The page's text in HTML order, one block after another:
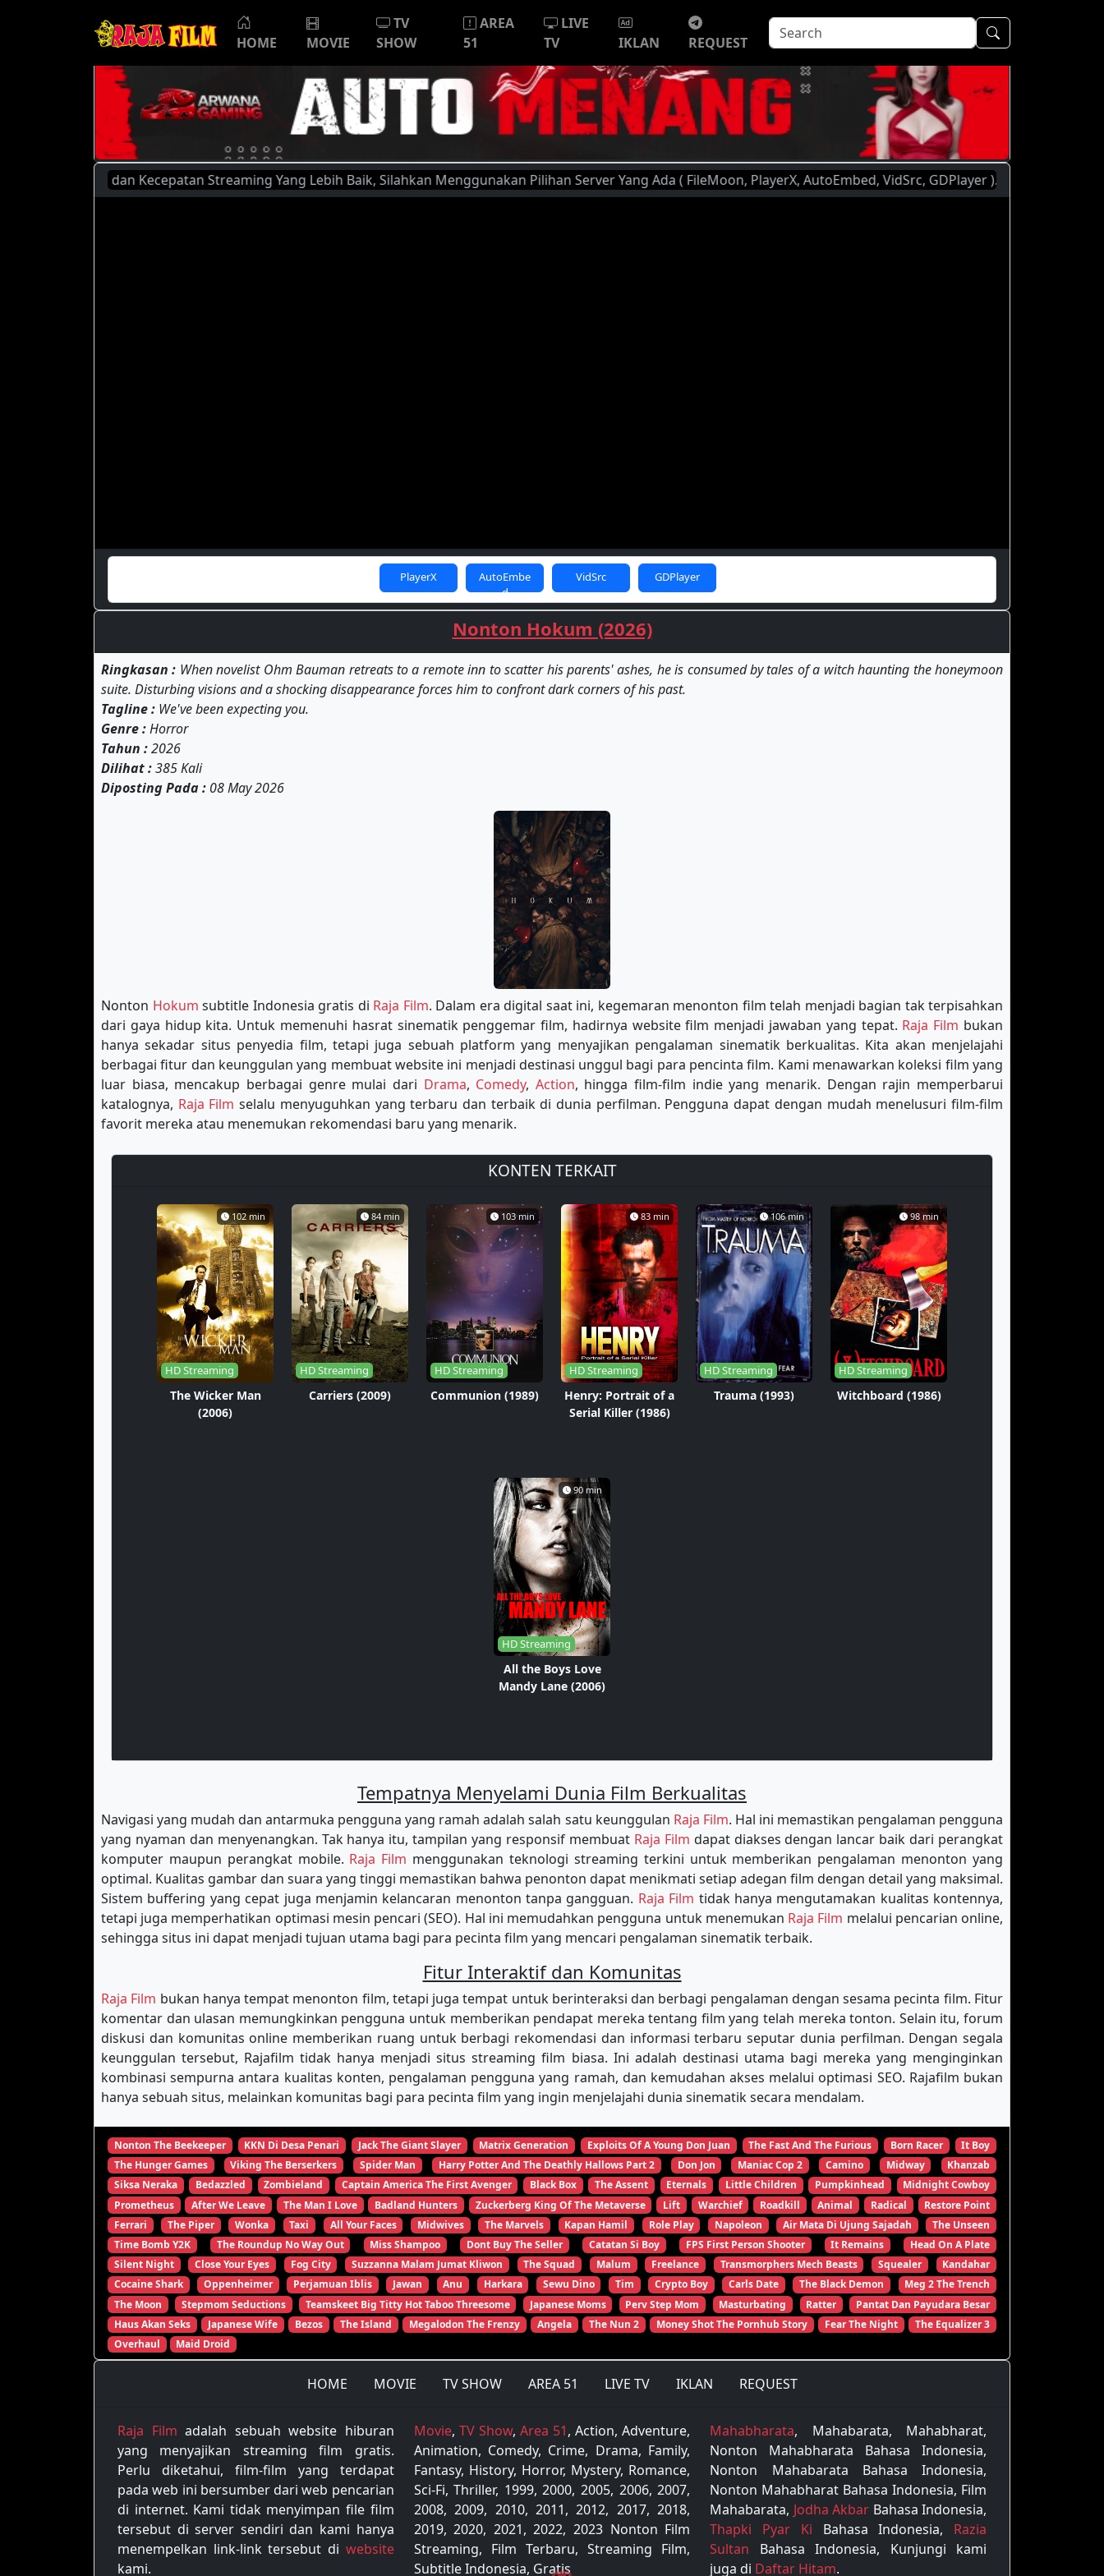
HOME MOVIE
TV
SHOW
AREA
51
LIVE
TV
IKLAN REQUEST
Kualitas dan Kecepatan Streaming Yang Lebih Baik, Silahkan Menggunakan Pilihan Server Yang Ada ( FileMoon, PlayerX, AutoEmbed, VidSrc, GDPlayer ). | You Are
PlayerX
AutoEmbe
d
VidSrc GDPlayer
Nonton Hokum (2026)
Ringkasan : When novelist Ohm Bauman retreats to a remote inn to scatter his parents' ashes, he is consumed by tales of a witch haunting the honeymoon
suite. Disturbing visions and a shocking disappearance forces him to confront dark corners of his past.
Tagline : We've been expecting you.
Genre :Horror
Tahun :2026
Dilihat :385 Kali
Diposting Pada : 08 May 2026
Nonton Hokum subtitle Indonesia gratis di Raja Film. Dalam era digital saat ini, kegemaran menonton film telah menjadi bagian tak terpisahkan
dari gaya hidup kita. Untuk memenuhi hasrat sinematik penggemar film, hadirnya website film menjadi jawaban yang tepat. Raja Film bukan
hanya sekadar situs penyedia film, tetapi juga sebuah platform yang menyajikan pengalaman sinematik berkualitas. Kita akan menjelajahi
berbagai fitur dan keunggulan yang membuat website ini menjadi destinasi unggul bagi para pencinta film. Kami menawarkan koleksi film yang
luar biasa, mencakup berbagai genre mulai dari Drama, Comedy, Action, hingga film-film indie yang menarik. Dengan rajin memperbarui
katalognya, Raja Film selalu menyuguhkan yang terbaru dan terbaik di dunia perfilman. Pengguna dapat dengan mudah menelusuri film-film
favorit mereka atau menemukan rekomendasi baru yang menarik.
KONTEN TERKAIT
102 min
HD Streaming
The Wicker Man
(2006)
84 min
HD Streaming
Carriers (2009)
103 min
HD Streaming
Communion (1989)
83 min
HD Streaming
Henry: Portrait of a
Serial Killer (1986)
106 min
HD Streaming
Trauma (1993)
98 min
HD Streaming
Witchboard (1986)
90 min
HD Streaming
All the Boys Love
Mandy Lane (2006)
Tempatnya Menyelami Dunia Film Berkualitas
Navigasi yang mudah dan antarmuka pengguna yang ramah adalah salah satu keunggulan Raja Film. Hal ini memastikan pengalaman pengguna
yang nyaman dan menyenangkan. Tak hanya itu, tampilan yang responsif membuat Raja Film dapat diakses dengan lancar baik dari perangkat
komputer maupun perangkat mobile. Raja Film menggunakan teknologi streaming terkini untuk memberikan pengalaman menonton yang
optimal. Kualitas gambar dan suara yang tinggi memastikan bahwa penonton dapat menikmati setiap adegan film dengan detail yang maksimal.
Sistem buffering yang cepat juga menjamin kelancaran menonton tanpa gangguan. Raja Film tidak hanya mengutamakan kualitas kontennya,
tetapi juga memperhatikan optimasi mesin pencari (SEO). Hal ini memudahkan pengguna untuk menemukan Raja Film melalui pencarian online,
sehingga situs ini dapat menjadi tujuan utama bagi para pecinta film yang mencari pengalaman sinematik terbaik.
Fitur Interaktif dan Komunitas
Raja Film bukan hanya tempat menonton film, tetapi juga tempat untuk berinteraksi dan berbagi pengalaman dengan sesama pecinta film. Fitur
komentar dan ulasan memungkinkan pengguna untuk memberikan pendapat mereka tentang film yang telah mereka tonton. Selain itu, forum
diskusi dan komunitas online memberikan ruang untuk berbagi rekomendasi dan informasi terbaru seputar dunia perfilman. Dengan segala
keunggulan tersebut, Rajafilm tidak hanya menjadi situs streaming film biasa. Ini adalah destinasi utama bagi mereka yang menginginkan
kombinasi sempurna antara kualitas konten, pengalaman pengguna yang ramah, dan kemudahan akses melalui optimasi SEO. Rajafilm bukan
hanya sebuah situs, melainkan komunitas bagi para pecinta film yang ingin menjelajahi dunia sinematik secara mendalam.
Nonton The Beekeeper KKN Di Desa Penari Jack The Giant Slayer Matrix Generation Exploits Of A Young Don Juan The Fast And The Furious Born Racer
It Boy
The Hunger Games
Viking The Berserkers Spider Man Harry Potter And The Deathly Hallows Part 2 Don Jon Maniac Cop 2 Camino Midway
Khanzab
Siksa Neraka
Bedazzled Zombieland Captain America The First Avenger Black Box The Assent Eternals Little Children Pumpkinhead
Midnight Cowboy
Prometheus
After We Leave The Man I Love Badland Hunters Zuckerberg King Of The Metaverse Lift Warchief Roadkill Animal Radical
Restore Point
Ferrari
The Piper Wonka Taxi All Your Faces Midwives The Marvels Kapan Hamil Role Play Napoleon Air Mata Di Ujung Sajadah
The Unseen
Time Bomb Y2K
The Roundup No Way Out Miss Shampoo Dont Buy The Seller Catatan Si Boy FPS First Person Shooter It Remains
Head On A Plate
Silent Night
Close Your Eyes Fog City Suzzanna Malam Jumat Kliwon The Squad Malum Freelance Transmorphers Mech Beasts Squealer
Kandahar
Cocaine Shark
Oppenheimer Perjamuan Iblis Jawan Anu Harkara Sewu Dino Tim Crypto Boy Carls Date The Black Demon
Meg 2 The Trench
The Moon
Stepmom Seductions Teamskeet Big Titty Hot Taboo Threesome Japanese Moms Perv Step Mom Masturbating Ratter
Pantat Dan Payudara Besar
Haus Akan Seks
Japanese Wife Bezos The Island Megalodon The Frenzy Angela The Nun 2 Money Shot The Pornhub Story Fear The Night
The Equalizer 3
Overhaul
Maid Droid
HOME MOVIE TV SHOW AREA 51 LIVE TV IKLAN REQUEST
Raja Film adalah sebuah website hiburan
yang menyajikan streaming film gratis.
Perlu diketahui, film-film yang terdapat
pada web ini bersumber dari web pencarian
di internet. Kami tidak menyimpan file film
tersebut di server sendiri dan kami hanya
menempelkan link-link tersebut di website
kami.
Movie, TV Show, Area 51, Action, Adventure,
Animation, Comedy, Crime, Drama, Family,
Fantasy, History, Horror, Mystery, Romance,
Sci-Fi, Thriller, 1999, 2000, 2005, 2006, 2007,
2008, 2009, 2010, 2011, 2012, 2017, 2018,
2019, 2020, 2021, 2022, 2023 Nonton Film
Streaming, Film Terbaru, Streaming Film,
Subtitle Indonesia, Gratis
Mahabharata, Mahabarata, Mahabharat,
Nonton Mahabharata Bahasa Indonesia,
Nonton Mahabarata Bahasa Indonesia,
Nonton Mahabharat Bahasa Indonesia, Film
Mahabarata, Jodha Akbar Bahasa Indonesia,
Thapki Pyar Ki Bahasa Indonesia, Razia
Sultan Bahasa Indonesia, Kunjungi kami
juga di Daftar Hitam.